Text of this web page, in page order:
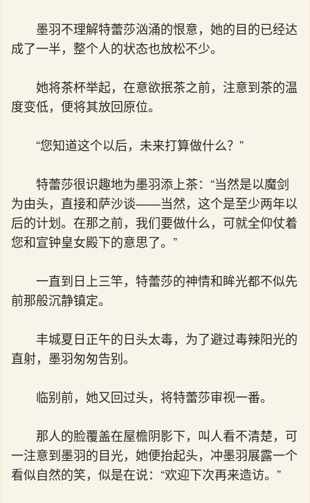
墨羽不理解特蕾莎汹涌的恨意，她的目的已经达
成了一半，整个人的状态也放松不少。
她将茶杯举起，在意欲抿茶之前，注意到茶的温
度变低，便将其放回原位。
“您知道这个以后，未来打算做什么？”
特蕾莎很识趣地为墨羽添上茶：“当然是以魔剑
为由头，直接和萨沙谈——当然，这个是至少两年以
后的计划。在那之前，我们要做什么，可就全仰仗着
您和宣钟皇女殿下的意思了。”
一直到日上三竿，特蕾莎的神情和眸光都不似先
前那般沉静镇定。
丰城夏日正午的日头太毒，为了避过毒辣阳光的
直射，墨羽匆匆告别。
临别前，她又回过头，将特蕾莎审视一番。
那人的脸覆盖在屋檐阴影下，叫人看不清楚，可
一注意到墨羽的目光，她便抬起头，冲墨羽展露一个
看似自然的笑，似是在说：“欢迎下次再来造访。”